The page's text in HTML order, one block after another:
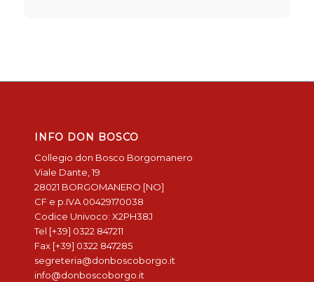
INFO DON BOSCO
Collegio don Bosco Borgomanero
Viale Dante, 19
28021 BORGOMANERO [NO]
CF e p.IVA 00429170038
Codice Univoco: X2PH38J
Tel [+39] 0322 847211
Fax [+39] 0322 847285
segreteria@donboscoborgo.it
info@donboscoborgo.it